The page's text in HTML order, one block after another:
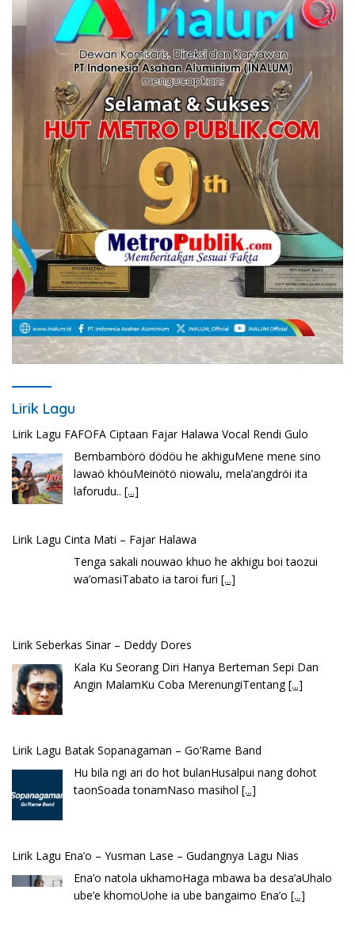
Lirik Lagu
Lirik Lagu FAFOFA Ciptaan Fajar Halawa Vocal Rendi Gulo
Bembambörö dödöu he akhiguMene mene sino
lawaö khöuMeinötö niowalu, mela’angdröi ita
laforudu.. [...]
Lirik Lagu Cinta Mati – Fajar Halawa
Tenga sakali nouwao khuo he akhigu boi taozui
wa’omasiTabato ia taroi furi [...]
Lirik Seberkas Sinar – Deddy Dores
Kala Ku Seorang Diri Hanya Berteman Sepi Dan
Angin MalamKu Coba MerenungiTentang[...]
Lirik Lagu Batak Sopanagaman – Go’Rame Band
Hu bila ngi ari do hot bulanHusalpui nang dohot
taonSoada tonamNaso masihol [...]
Lirik Lagu Ena’o – Yusman Lase – Gudangnya Lagu Nias
Ena’o natola ukhamoHaga mbawa ba desa’aUhalo
ube’e khomoUohe ia ube bangaimo Ena’o [...]